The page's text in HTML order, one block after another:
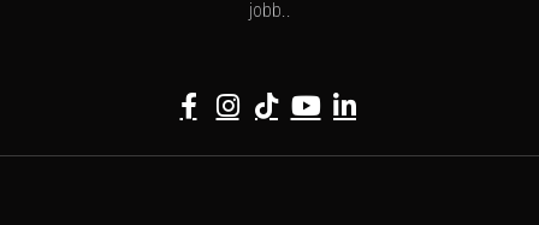
jobb..